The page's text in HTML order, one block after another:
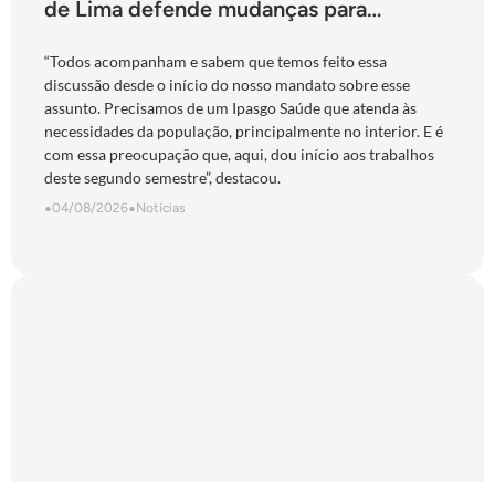
de Lima defende mudanças para
“Todos acompanham e sabem que temos feito essa
discussão desde o início do nosso mandato sobre esse
assunto. Precisamos de um Ipasgo Saúde que atenda às
necessidades da população, principalmente no interior. E é
com essa preocupação que, aqui, dou início aos trabalhos
deste segundo semestre”, destacou.
•04/08/2026•Notícias